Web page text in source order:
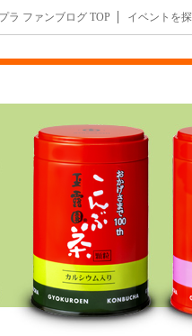
ラ ファンブログ TOP イベントを